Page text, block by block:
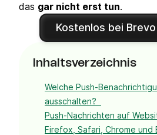
das gar nicht erst tun.
Kostenlos bei
Inhaltsverzeichnis
Welche Push-
ausschalten?
Push-Nachrichten auf
Firefox, Safari, Chrome und